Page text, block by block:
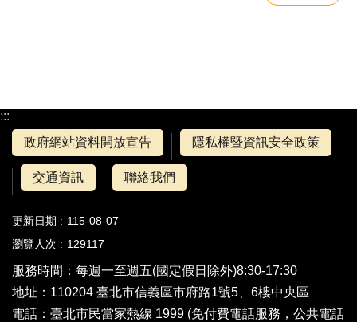
:::
政府網站資料開放宣告
隱私權暨資訊安全政策
交通資訊 聯絡我們
更新日期
115-08-07
瀏覽人次
129117
服務時間：每週一至週五(國定假日除外)8:30-17:30
地址：110204 臺北市信義區市府路1號5、6樓中央區
電話： 臺北市民當家熱線 1999 (免付費電話服務，公共電話